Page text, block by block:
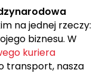
na jednej rzeczy:
biznesu. W
kuriera
transport, nasza